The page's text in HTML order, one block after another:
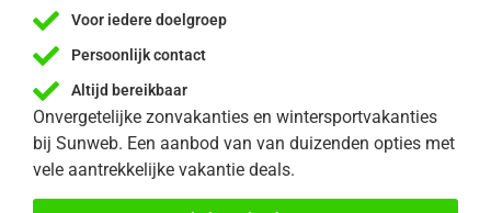
Voor iedere doelgroep
Persoonlijk contact
Altijd bereikbaar
Onvergetelijke zonvakanties en wintersportvakanties
bij Sunweb. Een aanbod van van duizenden opties met
vele aantrekkelijke vakantie deals.